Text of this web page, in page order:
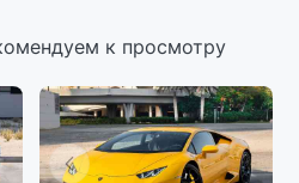
к просмотру